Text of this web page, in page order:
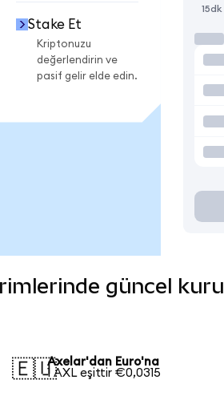
Stake Et
Kriptonuzu
değerlendirin ve
pasif gelir elde edin.
15dk
güncel kuru
🇪🇺Axelar'dan Euro'na
1 AXL eşittir €0,0315